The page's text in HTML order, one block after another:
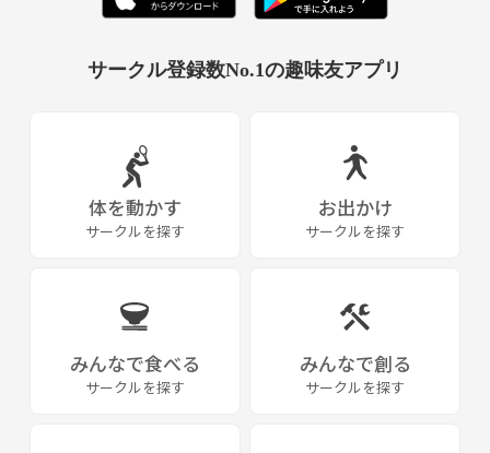
サークル登録数No.1の趣味友アプリ
体を動かす
サークルを探す
お出かけ
サークルを探す
みんなで食べる
サークルを探す
みんなで創る
サークルを探す